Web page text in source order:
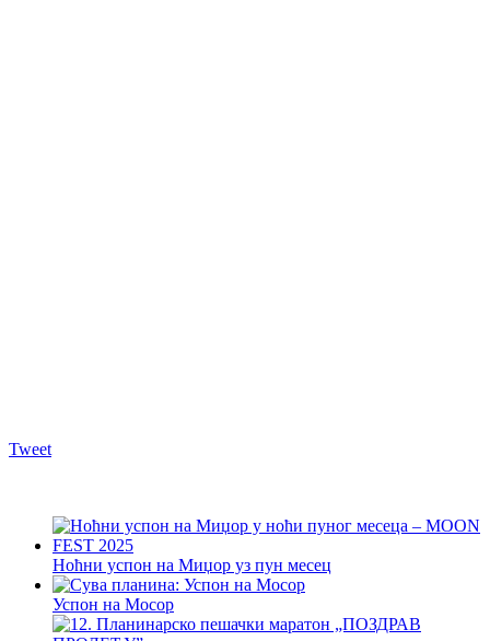
Tweet
Ноћни успон на Миџор уз пун месец
Успон на Мосор